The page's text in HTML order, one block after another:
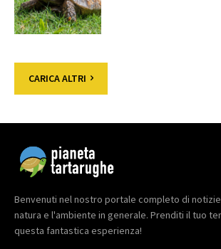
CARICA ALTRI
Benvenuti nel nostro portale completo di
natura e l'ambiente in generale. Prenditi il tuo
questa fantastica esperienza!